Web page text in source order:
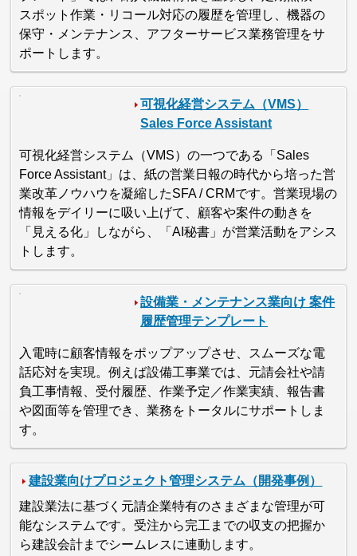
スポット作業・リコール対応の履歴を管理し、機器の
保守・メンテナンス、アフターサービス業務管理をサ
ポートします。
可視化経営システム（VMS）
Sales Force Assistant
可視化経営システム（VMS）の一つである「Sales
Force Assistant」は、紙の営業日報の時代から培った営
業改革ノウハウを凝縮したSFA / CRMです。営業現場の
情報をデイリーに吸い上げて、顧客や案件の動きを
「見える化」しながら、「AI秘書」が営業活動をアシス
トします。
設備業・メンテナンス業向け 案件
履歴管理テンプレート
入電時に顧客情報をポップアップさせ、スムーズな電
話応対を実現。例えば設備工事業では、元請会社や請
負工事情報、受付履歴、作業予定／作業実績、報告書
や図面等を管理でき、業務をトータルにサポートしま
す。
建設業向けプロジェクト管理システム（開発事例）
建設業法に基づく元請企業特有のさまざまな管理が可
能なシステムです。受注から完工までの収支の把握か
ら建設会計までシームレスに連動します。